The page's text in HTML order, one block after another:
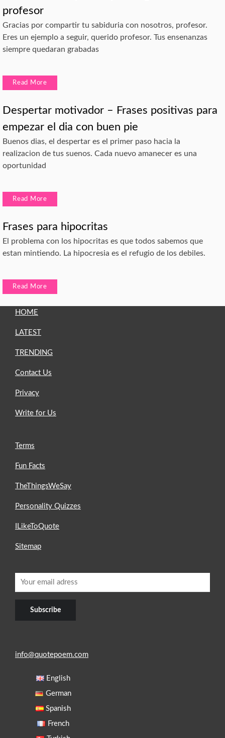
profesor
Gracias por compartir tu sabiduria con nosotros, profesor.
Eres un ejemplo a seguir, querido profesor. Tus ensenanzas
siempre quedaran grabadas
Read More
Despertar motivador – Frases positivas para
empezar el dia con buen pie
Buenos dias, el despertar es el primer paso hacia la
realizacion de tus suenos. Cada nuevo amanecer es una
oportunidad
Read More
Frases para hipocritas
El problema con los hipocritas es que todos sabemos que
estan mintiendo. La hipocresia es el refugio de los debiles.
Read More
HOME
LATEST
TRENDING
Contact Us
Privacy
Write for Us
Terms
Fun Facts
TheThingsWeSay
Personality Quizzes
ILikeToQuote
Sitemap
info@quotepoem.com
English
German
Spanish
French